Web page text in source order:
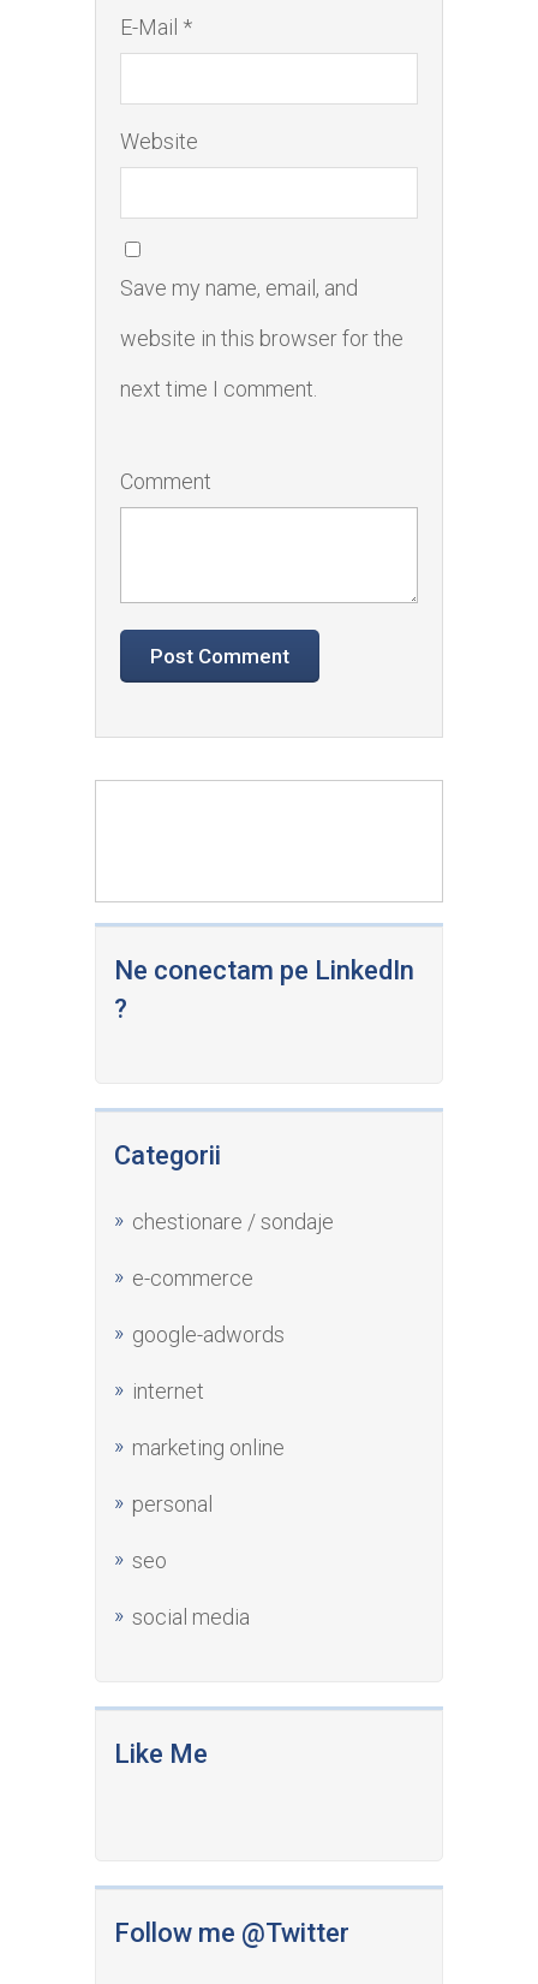
Ne conectam pe LinkedIn
?
Categorii
chestionare / sondaje
e-commerce
google-adwords
internet
marketing online
personal
seo
social media
Like Me
Follow me @Twitter
E-Mail *
Website
Save my name, email, and
website in this browser for the
next time I comment.
Comment